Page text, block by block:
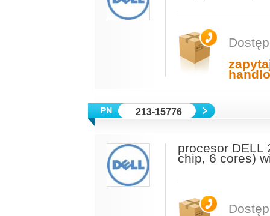
213-15776
procesor DELL
chip, 6 cores)